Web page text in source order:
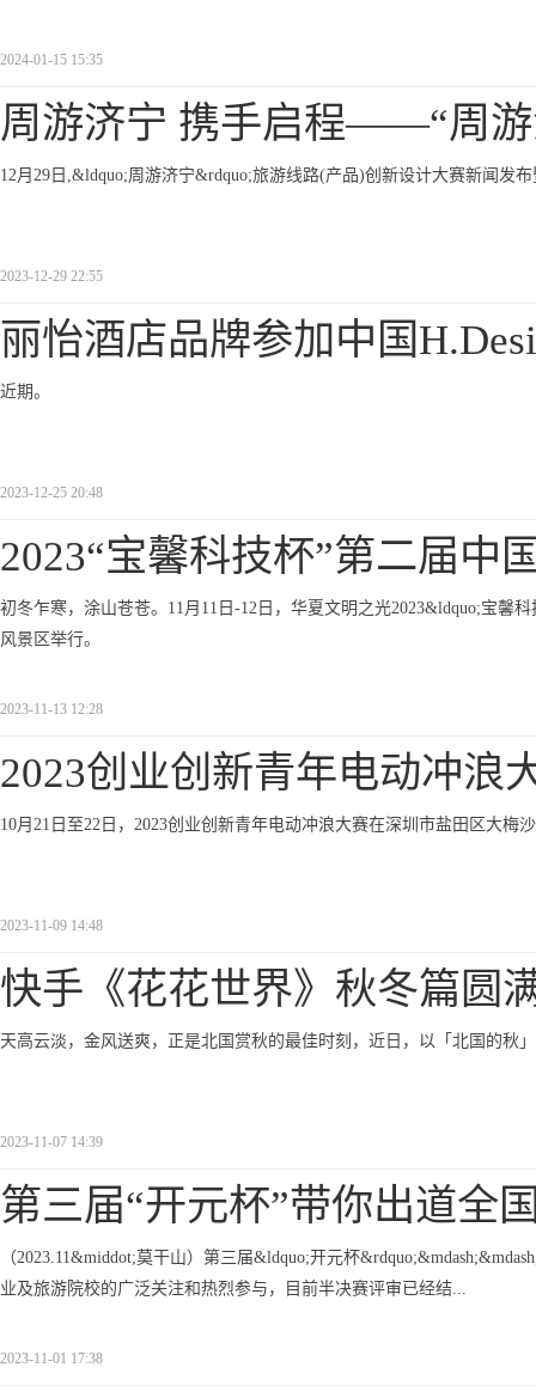
2024-01-15 15:35
周游济宁 携手启程——“周
12月29日,&ldquo;周游济宁&rdquo;旅游线路(产品)创新设计大赛新闻发
2023-12-29 22:55
丽怡酒店品牌参加中国
近期。
2023-12-25 20:48
2023“宝馨科技杯”第二届中
初冬乍寒，涂山苍苍。11月11日-12日，华夏文明之光2023&ldquo;宝馨
风景区举行。
2023-11-13 12:28
2023创业创新青年电动冲浪
10月21日至22日，2023创业创新青年电动冲浪大赛在深圳市盐田区大梅
2023-11-09 14:48
快手《花花世界》秋冬篇圆
天高云淡，金风送爽，正是北国赏秋的最佳时刻，近日，以「北国的秋
2023-11-07 14:39
第三届“开元杯”带你出道全
（2023.11&middot;莫干山）第三届&ldquo;开元杯
业及旅游院校的广泛关注和热烈参与，目前半决赛评审已经结...
2023-11-01 17:38